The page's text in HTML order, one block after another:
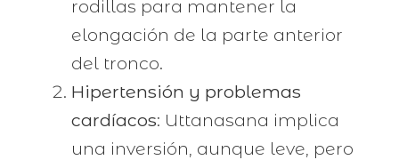
rodillas para mantener la
elongación de la parte anterior
del tronco.
Hipertensión y problemas
cardíacos: Uttanasana implica
una inversión, aunque leve, pero